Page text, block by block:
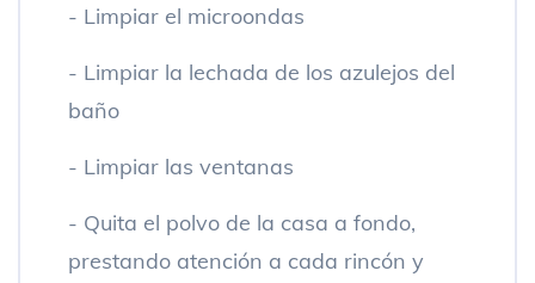
- Limpiar el microondas
- Limpiar la lechada de los azulejos del
baño
- Limpiar las ventanas
- Quita el polvo de la casa a fondo,
prestando atención a cada rincón y